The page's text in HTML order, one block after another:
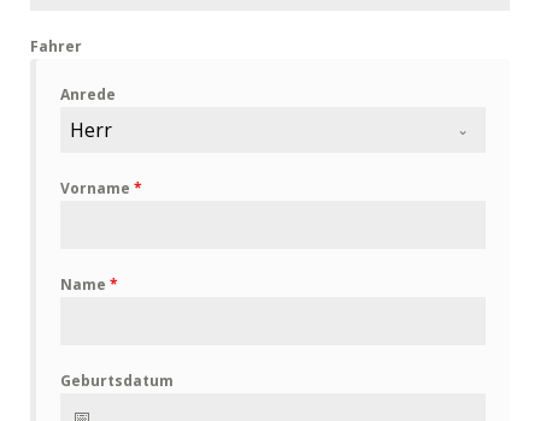
Fahrer
Anrede
Herr
Vorname *
Name *
Geburtsdatum